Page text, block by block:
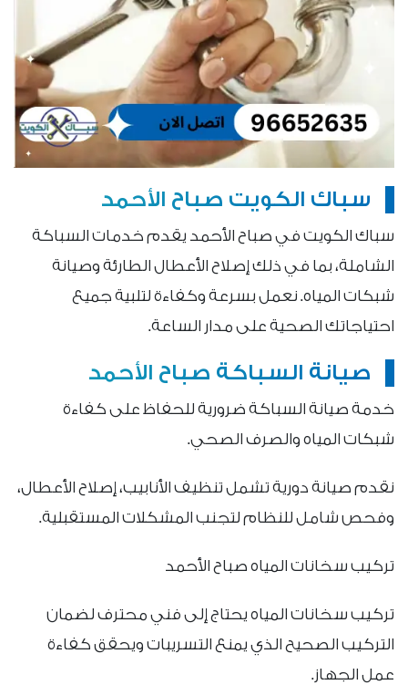
سباك الكويت صباح الأحمد
سباك الكويت في صباح الأحمد يقدم خدمات السباكة
الشاملة، بما في ذلك إصلاح الأعطال الطارئة وصيانة
شبكات المياه. نعمل بسرعة وكفاءة لتلبية جميع
احتياجاتك الصحية على مدار الساعة.
صيانة السباكة صباح الأحمد
خدمة صيانة السباكة ضرورية للحفاظ على كفاءة
شبكات المياه والصرف الصحي.
نقدم صيانة دورية تشمل تنظيف الأنابيب، إصلاح الأعطال،
وفحص شامل للنظام لتجنب المشكلات المستقبلية.
تركيب سخانات المياه صباح الأحمد
تركيب سخانات المياه يحتاج إلى فني محترف لضمان
التركيب الصحيح الذي يمنع التسريبات ويحقق كفاءة
عمل الجهاز.